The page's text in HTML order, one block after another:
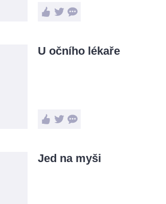
U očního lékaře
Jed na myši